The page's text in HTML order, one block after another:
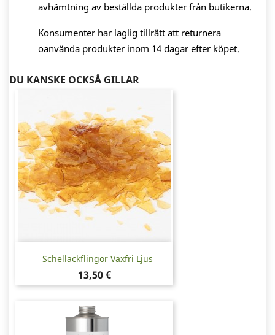
avhämtning av beställda produkter från butikerna.
Konsumenter har laglig tillrätt att returnera
oanvända produkter inom 14 dagar efter köpet.
DU KANSKE OCKSÅ GILLAR
Schellackflingor Vaxfri Ljus
Pris
13,50 €